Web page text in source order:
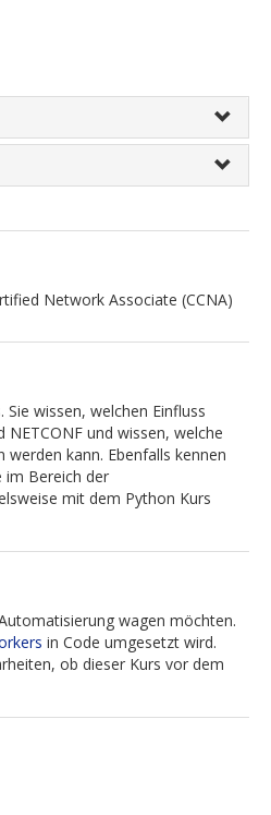
Network Associate (CCNA)
wissen, welchen Einfluss
NETCONF und wissen, welche
kann. Ebenfalls kennen
im Bereich der
mit dem Python Kurs
wagen möchten.
in Code umgesetzt wird.
ob dieser Kurs vor dem